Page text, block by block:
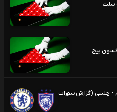
سلت
پیج
- چلسی (گزارش سهراب